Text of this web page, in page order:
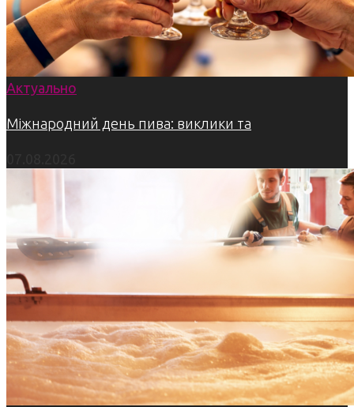
Актуально
Міжнародний день пива: виклики та